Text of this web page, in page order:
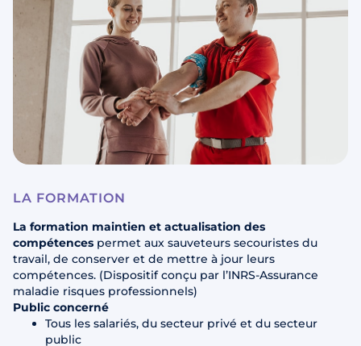
LA FORMATION
La formation maintien et actualisation des
compétences permet aux sauveteurs secouristes du
travail, de conserver et de mettre à jour leurs
compétences. (Dispositif conçu par l’INRS-Assurance
maladie risques professionnels)
Public concerné
Tous les salariés, du secteur privé et du secteur
public